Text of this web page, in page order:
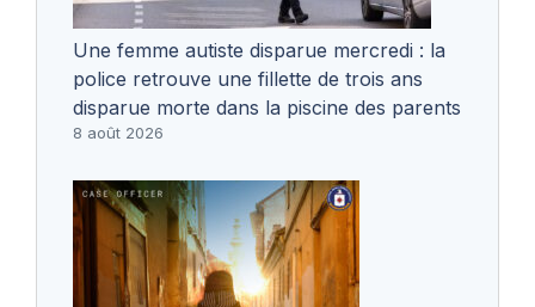
Une femme autiste disparue mercredi : la
police retrouve une fillette de trois ans
disparue morte dans la piscine des parents
8 août 2026